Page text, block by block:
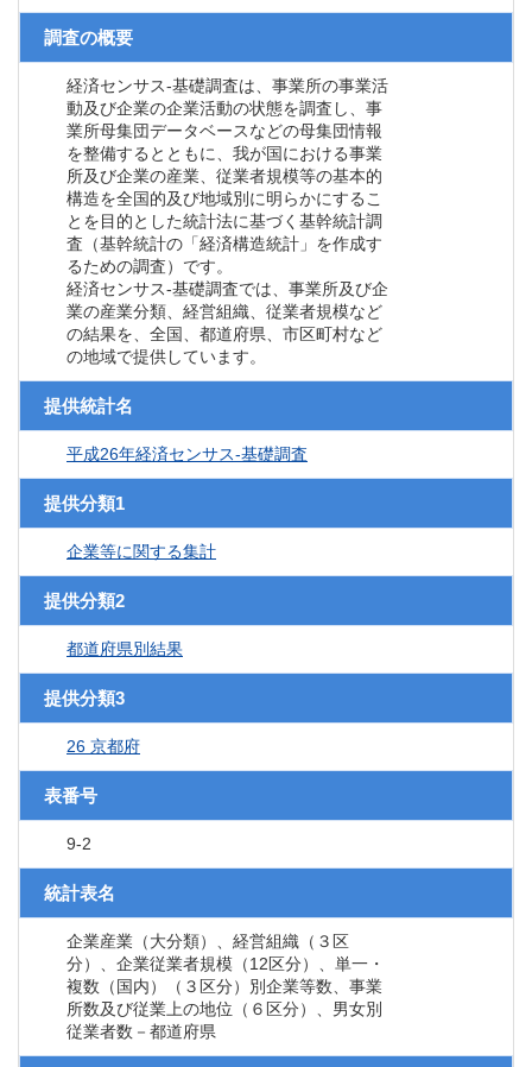
調査の概要
経済センサス‐基礎調査は、事業所の事業活
動及び企業の企業活動の状態を調査し、事
業所母集団データベースなどの母集団情報
を整備するとともに、我が国における事業
所及び企業の産業、従業者規模等の基本的
構造を全国的及び地域別に明らかにするこ
とを目的とした統計法に基づく基幹統計調
査（基幹統計の「経済構造統計」を作成す
るための調査）です。
経済センサス‐基礎調査では、事業所及び企
業の産業分類、経営組織、従業者規模など
の結果を、全国、都道府県、市区町村など
の地域で提供しています。
提供統計名
平成26年経済センサス‐基礎調査
提供分類1
企業等に関する集計
提供分類2
都道府県別結果
提供分類3
26 京都府
表番号
9-2
統計表名
企業産業（大分類）、経営組織（３区
分）、企業従業者規模（12区分）、単一・
複数（国内）（３区分）別企業等数、事業
所数及び従業上の地位（６区分）、男女別
従業者数－都道府県